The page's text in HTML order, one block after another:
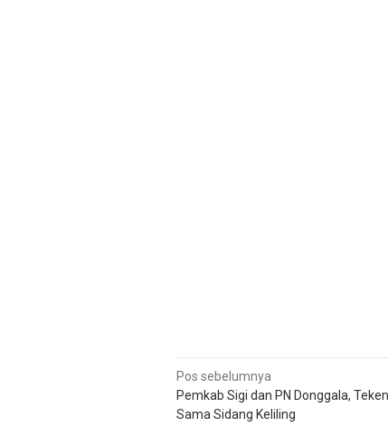
Navigasi
pos
Pos sebelumnya
Pemkab Sigi dan PN Donggala,
Sama Sidang Keliling